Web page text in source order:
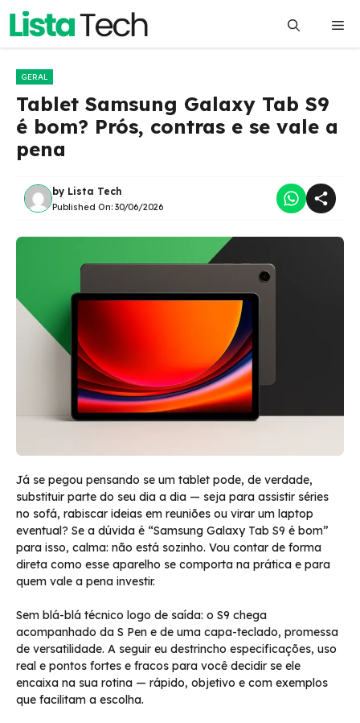
Pular
o
GERAL
Tablet Samsung Galaxy Tab S9
é bom? Prós, contras e se vale a
pena
by Lista Tech
Published On: 30/06/2026
Já se pegou pensando se um tablet pode, de verdade,
substituir parte do seu dia a dia — seja para assistir séries
no sofá, rabiscar ideias em reuniões ou virar um laptop
eventual? Se a dúvida é “Samsung Galaxy Tab S9 é bom”
para isso, calma: não está sozinho. Vou contar de forma
direta como esse aparelho se comporta na prática e para
quem vale a pena investir.
Sem blá-blá técnico logo de saída: o S9 chega
acompanhado da S Pen e de uma capa-teclado, promessa
de versatilidade. A seguir eu destrincho especificações, uso
real e pontos fortes e fracos para você decidir se ele
encaixa na sua rotina — rápido, objetivo e com exemplos
que facilitam a escolha.